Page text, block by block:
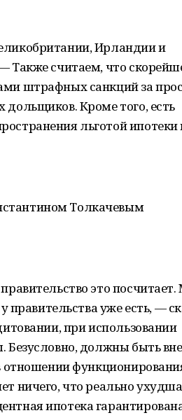
Ирландии и
Также считаем, что
штрафных санкций за
Кроме того, есть
льготой ипотеки
Толкачевым
это
правительства уже есть, —
при использовании
Безусловно, должны быть
отношении
ничего, что реально
ипотека